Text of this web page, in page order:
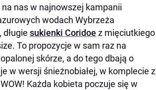
nas w najnowszej kampanii
wodach Wybrzeża
sukienki Coridoe z mięciutkiego
To propozycje w sam raz na
skórze, a do tego dbają o
w wersji śnieżnobiałej, w komplecie z
Każda kobieta poczuje się w